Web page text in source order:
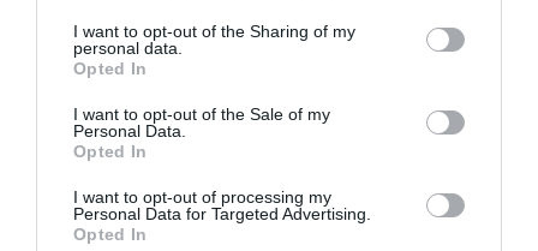
I want to opt-out of the Sharing of my
personal data.
Opted In
I want to opt-out of the Sale of my
Personal Data.
Opted In
I want to opt-out of processing my
Personal Data for Targeted Advertising.
Opted In
esta edición, serán cerca de medio centenar de municipios
los que presentarán sus ofertas. En total, se sucederán unas
60 presentaciones de la provincia de Sevilla en Fitur. A los
municipios se suman más de una decena de empresas y
profesionales de la feria.